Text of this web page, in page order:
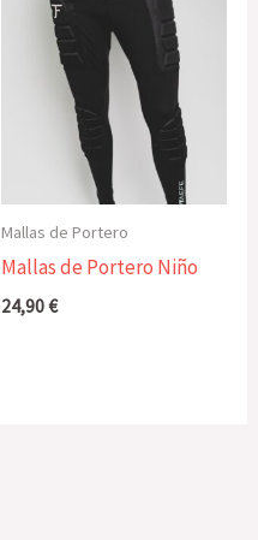
Mallas de Portero
Mallas de Portero Niño
24,90€